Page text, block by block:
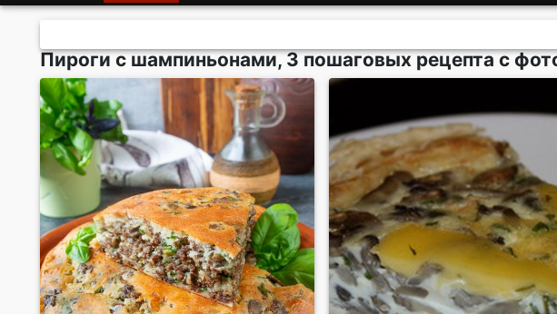
Пироги с шампиньонами, 3 пошаговых рецепта с